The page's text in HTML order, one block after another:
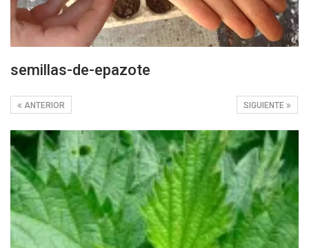
semillas-de-epazote
SIGUIENTE
ANTERIOR